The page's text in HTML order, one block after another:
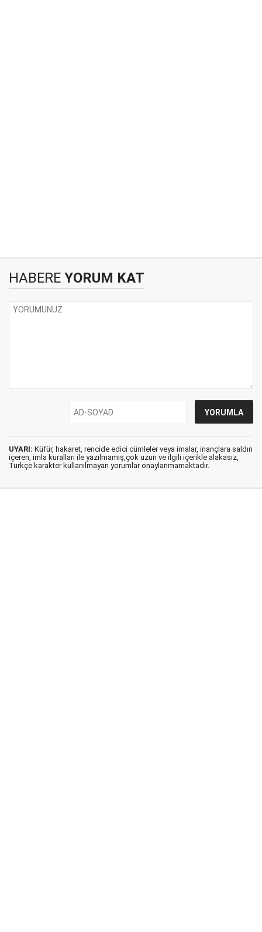
HABERE YORUM KAT
UYARI: Küfür, hakaret, rencide edici cümleler veya imalar, inançlara saldırı
içeren, imla kuralları ile yazılmamış,çok uzun ve ilgili içerikle alakasız,
Türkçe karakter kullanılmayan yorumlar onaylanmamaktadır.